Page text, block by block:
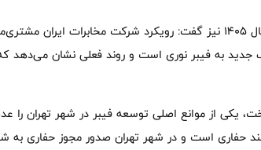
مدیرعامل شرکت مخابرات، با تشریح برنامه‌های سال 1405 نیز گفت: رویکرد شرکت
جدید به فیبر نوری است و روند فعلی نشان می‌دهد
یکی از موانع اصلی توسعه فیبر در شهر تهران را
حفاری است و در شهر تهران صدور مجوز حفاری